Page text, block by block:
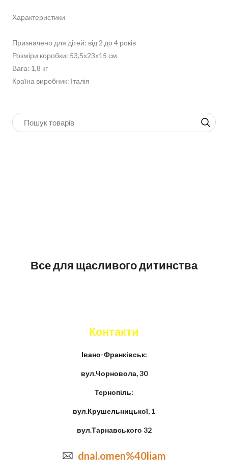
Характеристики
Призначено для дітей: від 2 до 4 років
Розміри коробки: 53,5х23х15 см
Вага: 1,8 кг
Країна виробник: Італія
Все для щасливого дитинства
Контакти
Івано-Франківськ:
вул.Чорновола, 30
Тернопіль:
вул.Крушельницької, 1
вул.Тарнавського 32
dnal.omen%40liam